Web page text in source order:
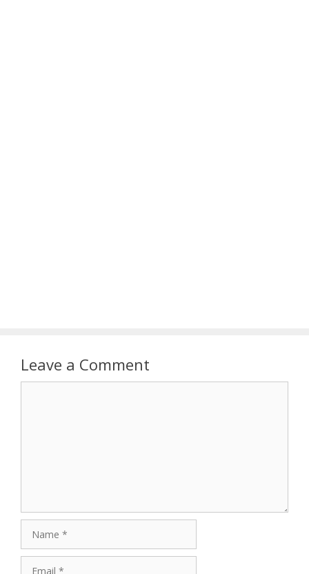
Leave a Comment